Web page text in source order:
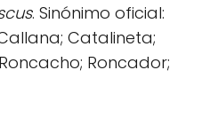
. Sinónimo oficial:
Catalineta;
Roncador;